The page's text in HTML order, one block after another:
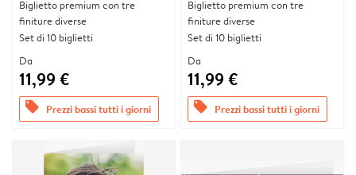
Biglietto premium con tre
finiture diverse
Set di 10 biglietti
Da
11,99 €
offers Prezzi bassi tutti i giorni
Biglietto premium con tre
finiture diverse
Set di 10 biglietti
Da
11,99 €
offers Prezzi bassi tutti i giorni